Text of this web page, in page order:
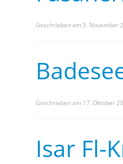
Geschrieben am 5. November
Geschrieben am 17. Oktober
Isar Fl-